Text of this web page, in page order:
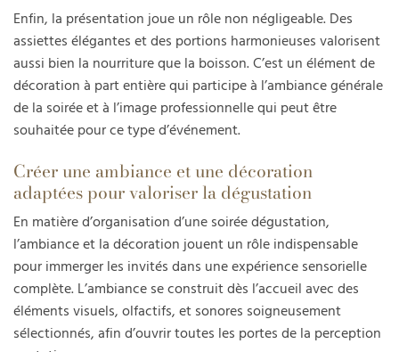
Enfin, la présentation joue un rôle non négligeable. Des
assiettes élégantes et des portions harmonieuses valorisent
aussi bien la nourriture que la boisson. C’est un élément de
décoration à part entière qui participe à l’ambiance générale
de la soirée et à l’image professionnelle qui peut être
souhaitée pour ce type d’événement.
Créer une ambiance et une décoration
adaptées pour valoriser la dégustation
En matière d’organisation d’une soirée dégustation,
l’ambiance et la décoration jouent un rôle indispensable
pour immerger les invités dans une expérience sensorielle
complète. L’ambiance se construit dès l’accueil avec des
éléments visuels, olfactifs, et sonores soigneusement
sélectionnés, afin d’ouvrir toutes les portes de la perception